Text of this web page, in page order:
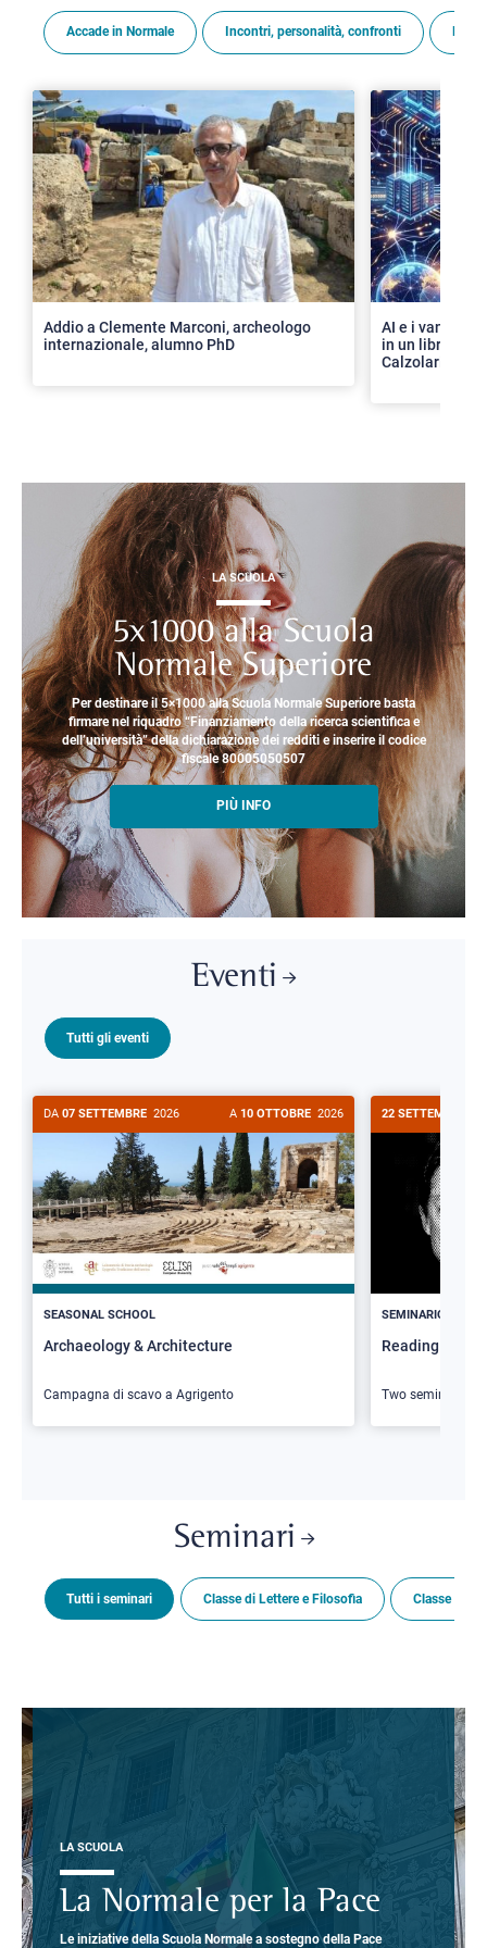
Accade in Normale Incontri, personalità, confronti
Addio a Clemente Marconi, archeologo
internazionale, alumno PhD
AI e i vantaggi
in un libro con
Calzolari
>
LA SCUOLA
5x1000 alla Scuola
Normale Superiore
Per destinare il 5×1000 alla Scuola Normale Superiore basta
firmare nel riquadro “Finanziamento della ricerca scientifica e
dell’università” della dichiarazione dei redditi e inserire il codice
fiscale 80005050507
PIÙ INFO
Eventi
Tutti gli eventi
DA 07 SETTEMBRE 2026 A 10 OTTOBRE 2026
SEASONAL SCHOOL
Archaeology & Architecture
Campagna di scavo a Agrigento
22 SETTEMBRE
SEMINARIO
Reading
Two seminars
Seminari
Tutti i seminari Classe di Lettere e Filosofia Classe di
LA SCUOLA
La Normale per la Pace
Le iniziative della Scuola Normale a sostegno della Pace